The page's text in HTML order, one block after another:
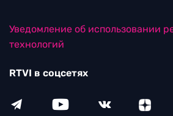
Уведомление об использовании
технологий
RTVI в соцсетях